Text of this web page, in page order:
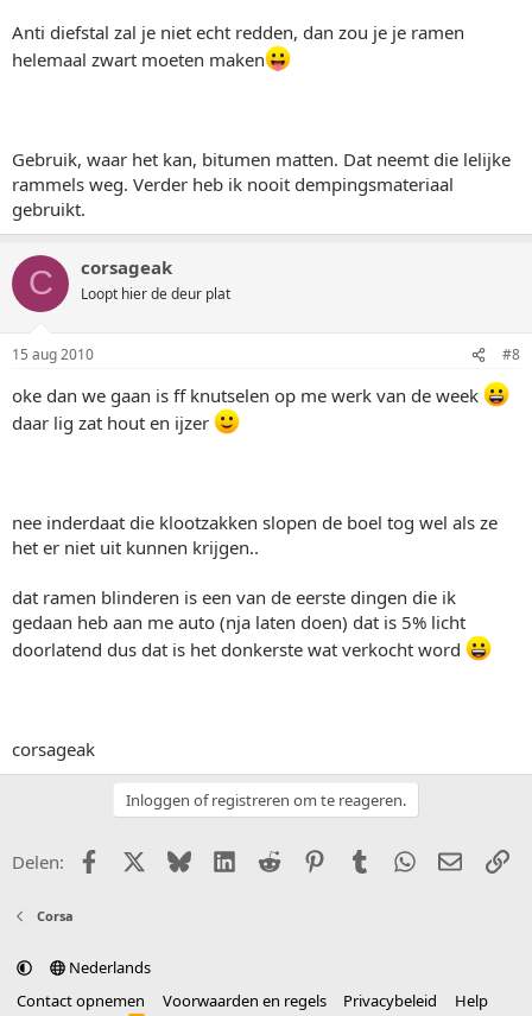
Anti diefstal zal je niet echt redden, dan zou je je ramen
helemaal zwart moeten maken
Gebruik, waar het kan, bitumen matten. Dat neemt die lelijke
rammels weg. Verder heb ik nooit dempingsmateriaal
gebruikt.
C corsageak
Loopt hier de deur plat
15 aug 2010 #8
oke dan we gaan is ff knutselen op me werk van de week
daar lig zat hout en ijzer
nee inderdaat die klootzakken slopen de boel tog wel als ze
het er niet uit kunnen krijgen..
dat ramen blinderen is een van de eerste dingen die ik
gedaan heb aan me auto (nja laten doen) dat is 5% licht
doorlatend dus dat is het donkerste wat verkocht word
corsageak
Inloggen of registreren om te reageren.
Delen: FacebookX (Twitter)
BlueskyLinkedIn
Reddit PinterestTumblr WhatsApp
E-mail
Corsa
Nederlands
Contact opnemen
Voorwaarden en regels Privacybeleid
Help